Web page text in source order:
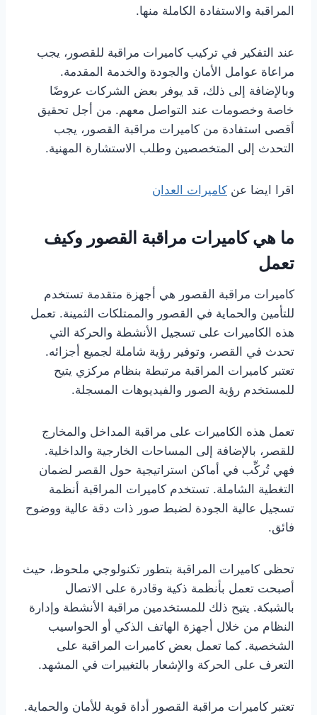
المراقبة والاستفادة الكاملة منها.
عند التفكير في تركيب كاميرات مراقبة للقصور، يجب
مراعاة عوامل الأمان والجودة والخدمة المقدمة.
وبالإضافة إلى ذلك، قد يوفر بعض الشركات عروضًا
خاصة وخصومات عند التواصل معهم. من أجل تحقيق
أقصى استفادة من كاميرات مراقبة القصور، يجب
التحدث إلى المتخصصين وطلب الاستشارة المهنية.
اقرا ايضا عن كاميرات العدان
ما هي كاميرات مراقبة القصور وكيف
تعمل
كاميرات مراقبة القصور هي أجهزة متقدمة تستخدم
للتأمين والحماية في القصور والممتلكات الثمينة. تعمل
هذه الكاميرات على تسجيل الأنشطة والحركة التي
تحدث في القصر، وتوفير رؤية شاملة لجميع أجزائه.
تعتبر كاميرات المراقبة مرتبطة بنظام مركزي يتيح
للمستخدم رؤية الصور والفيديوهات المسجلة.
تعمل هذه الكاميرات على مراقبة المداخل والمخارج
للقصر، بالإضافة إلى المساحات الخارجية والداخلية.
فهي تُركِّب في أماكن استراتيجية حول القصر لضمان
التغطية الشاملة. تستخدم كاميرات المراقبة أنظمة
تسجيل عالية الجودة لضبط صور ذات دقة عالية ووضوح
فائق.
تحظى كاميرات المراقبة بتطور تكنولوجي ملحوظ، حيث
أصبحت تعمل بأنظمة ذكية وقادرة على الاتصال
بالشبكة. يتيح ذلك للمستخدمين مراقبة الأنشطة وإدارة
النظام من خلال أجهزة الهاتف الذكي أو الحواسيب
الشخصية. كما تعمل بعض كاميرات المراقبة على
التعرف على الحركة والإشعار بالتغييرات في المشهد.
تعتبر كاميرات مراقبة القصور أداة قوية للأمان والحماية.